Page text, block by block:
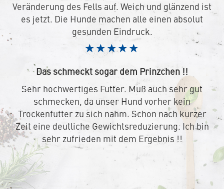
Veränderung des Fells auf. Weich und glänzend ist
es jetzt. Die Hunde machen alle einen absolut
gesunden Eindruck.
Das schmeckt sogar dem Prinzchen !!
Sehr hochwertiges Futter. Muß auch sehr gut
schmecken, da unser Hund vorher kein
Trockenfutter zu sich nahm. Schon nach kurzer
Zeit eine deutliche Gewichtsreduzierung. Ich bin
sehr zufrieden mit dem Ergebnis !!